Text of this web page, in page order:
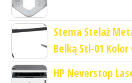
Stema Stelaż
Belką Stl-01 Kolor
HP Neverstop